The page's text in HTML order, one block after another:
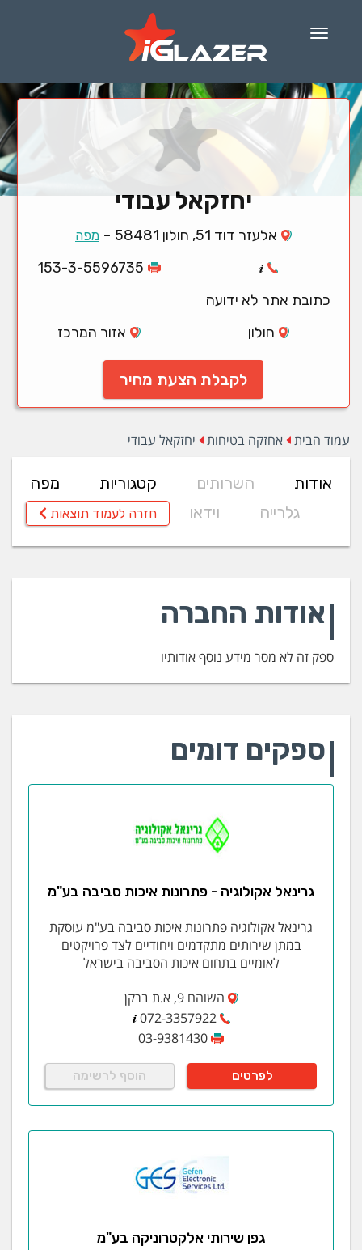
Menu
יחזקאל עבודי
אלעזר דוד 51, חולון 58481 - מפה
153-3-5596735
כתובת אתר לא ידועה
חולון
אזור המרכז
לקבלת הצעת מחיר
עמוד הבית אחזקה בטיחות יחזקאל עבודי
אודות השרותים קטגוריות
מפה
גלרייה
וידאו חזרה לעמוד תוצאות
אודות החברה
ספק זה לא מסר מידע נוסף אודותיו
ספקים דומים
גרינאל אקולוגיה - פתרונות איכות סביבה בע"מ
גרינאל אקולוגיה פתרונות איכות סביבה בע"מ עוסקת
במתן שירותים מתקדמים ויחודיים לצד פרויקטים
לאומיים בתחום איכות הסביבה בישראל
השוהם 9, א.ת ברקן
072-3357922
03-9381430
לפרטים הוסף לרשימה
גפן שירותי אלקטרוניקה בע"מ